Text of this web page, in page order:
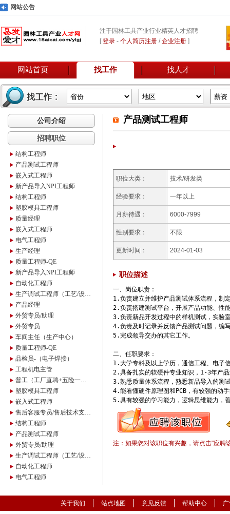
网站公告
注于园林工具产业行业精英人才招聘
[登录 - 个人简历注册 /企业注册 ]
网站首页 找工作 找人才
公司介绍
招聘职位
结构工程师
产品测试工程师
嵌入式工程师
新产品导入NPI工程师
结构工程师
塑胶模具工程师
质量经理
嵌入式工程师
电气工程师
生产经理
质量工程师-QE
新产品导入NPI工程师
自动化工程师
生产调试工程师（工艺/设备方向）
产品经理
外贸专员/助理
外贸专员
车间主任（生产中心）
质量工程师-QE
品检员-（电子焊接）
工程机电主管
普工（工厂直聘+五险一金）
塑胶模具工程师
嵌入式工程师
售后客服专员/售后技术支持专员(双休五险一金)
结构工程师
产品测试工程师
外贸专员/助理
生产调试工程师（工艺/设备方向）
自动化工程师
电气工程师
产品测试工程师
职位大类： 技术/研发类
经验要求： 一年以上
月薪待遇： 6000-7999
性别要求： 不限
更新时间： 2024-01-03
职位描述
一、岗位职责：
1.负责建立并维护产品测试体系流程，制
2.负责搭建测试平台，开展产品功能、性
3.负责新品开发过程中的样机测试，实验
4.负责及时记录并反馈产品测试问题，编
5.完成领导交办的其它工作。
二、任职要求：
1.大学专科及以上学历，通信工程、电子
2.具备扎实的软硬件专业知识，1-3年产
3.熟悉质量体系流程，熟悉新品导入的测
4.能看懂硬件原理图和PCB，有较强的动
5.具有较强的学习能力，逻辑思维能力，
注：如果您对该职位有兴趣，请点击"应聘
关于我们 站点地图 意见反馈 帮助中心